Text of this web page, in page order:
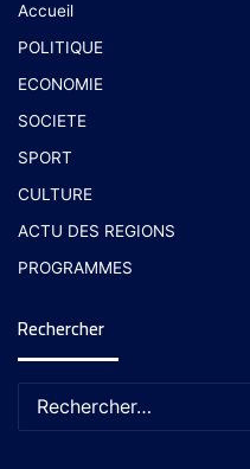
Accueil
POLITIQUE
ECONOMIE
SOCIETE
SPORT
CULTURE
ACTU DES REGIONS
PROGRAMMES
Rechercher